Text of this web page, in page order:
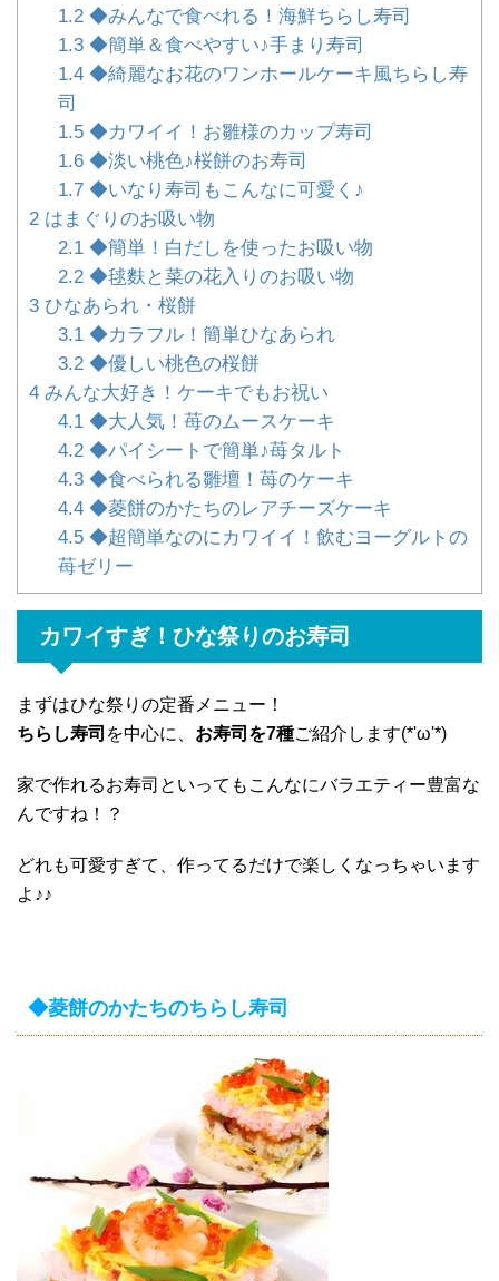
1.2◆みんなで食べれる！海鮮ちらし寿司
1.3◆簡単＆食べやすい♪手まり寿司
1.4◆綺麗なお花のワンホールケーキ風ちらし寿
司
1.5◆カワイイ！お雛様のカップ寿司
1.6◆淡い桃色♪桜餅のお寿司
1.7◆いなり寿司もこんなに可愛く♪
2 はまぐりのお吸い物
2.1◆簡単！白だしを使ったお吸い物
2.2◆毬麩と菜の花入りのお吸い物
3 ひなあられ・桜餅
3.1◆カラフル！簡単ひなあられ
3.2◆優しい桃色の桜餅
4 みんな大好き！ケーキでもお祝い
4.1◆大人気！苺のムースケーキ
4.2◆パイシートで簡単♪苺タルト
4.3◆食べられる雛壇！苺のケーキ
4.4◆菱餅のかたちのレアチーズケーキ
4.5◆超簡単なのにカワイイ！飲むヨーグルトの
苺ゼリー
カワイすぎ！ひな祭りのお寿司
まずはひな祭りの定番メニュー！
ちらし寿司 を中心に、 お寿司を7種ご紹介します(*'ω'*)
家で作れるお寿司といってもこんなにバラエティー豊富な
んですね！？
どれも可愛すぎて、作ってるだけで楽しくなっちゃいます
よ♪♪
◆菱餅のかたちのちらし寿司